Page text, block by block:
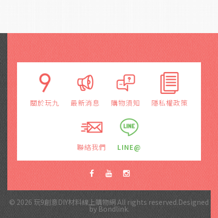
關於玩九 最新消息 購物須知 隱私權政策
聯絡我們 LINE@
© 2026 玩9創意DIY材料線上購物網 All rights reserved.Designed
by Bondlink.